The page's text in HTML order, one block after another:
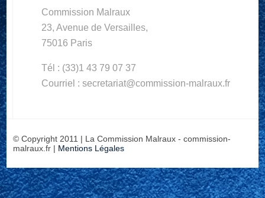
Commission Malraux
23, Avenue de Versailles,
75016 Paris
Tél : (33)1 43 79 07 37
Courriel : secretariat@commission-malraux.fr
© Copyright 2011 | La Commission Malraux - commission-
malraux.fr | Mentions Légales